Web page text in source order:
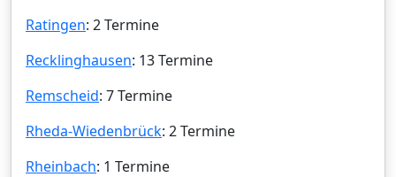
Ratingen: 2 Termine
Recklinghausen: 13 Termine
Remscheid: 7 Termine
Rheda-Wiedenbrück: 2 Termine
Rheinbach: 1 Termine